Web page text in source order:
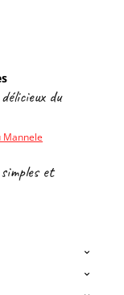
du
Mannele
et